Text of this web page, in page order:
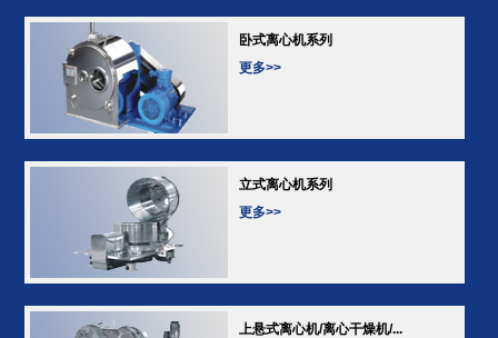
卧式离心机系列
更多>>
立式离心机系列
更多>>
上悬式离心机/离心干燥机/...